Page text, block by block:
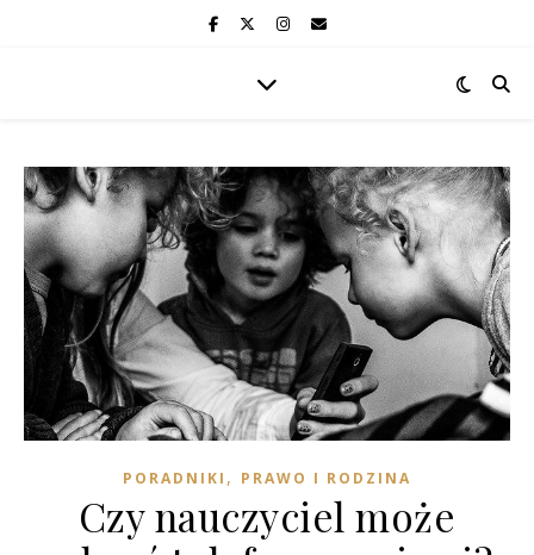
PORADNIKI , PRAWO I RODZINA
Czy nauczyciel może